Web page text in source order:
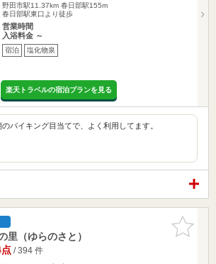
野田市駅11.37km 春日部駅155m
春日部駅東口より徒歩
営業時間
入浴料金 ～
宿泊 塩化物泉
楽天トラベルの宿泊プランを見る
バイキング目当てで、よく利用してます。
お気に入
りに追加
里（ゆらのさと）
/ 394 件